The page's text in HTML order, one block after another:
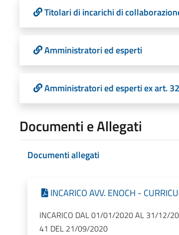
Titolari di incarichi di
Amministratori ed esperti
Amministratori ed esperti ex art.
Documenti e Allegati
Documenti allegati
INCARICO AVV. ENOCH -
INCARICO DAL 01/01/2020 AL 31/12/
41 DEL 21/09/2020